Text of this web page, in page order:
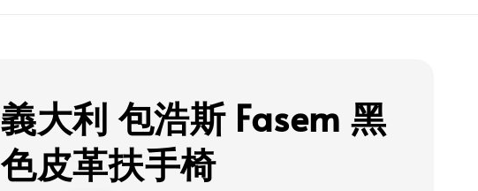
義大利 包浩斯 Fasem 黑
色皮革扶手椅